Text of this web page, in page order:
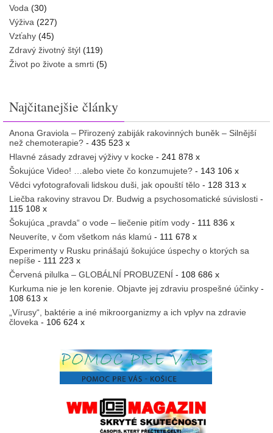
Voda (30)
Výživa (227)
Vzťahy (45)
Zdravý životný štýl (119)
Život po živote a smrti (5)
Najčitanejšie články
Anona Graviola – Přirozený zabiják rakovinných buněk – Silnější
než chemoterapie? - 435 523 x
Hlavné zásady zdravej výživy v kocke - 241 878 x
Šokujúce Video! …alebo viete čo konzumujete? - 143 106 x
Vědci vyfotografovali lidskou duši, jak opouští tělo - 128 313 x
Liečba rakoviny stravou Dr. Budwig a psychosomatické súvislosti -
115 108 x
Šokujúca „pravda“ o vode – liečenie pitím vody - 111 836 x
Neuveríte, v čom všetkom nás klamú - 111 678 x
Experimenty v Rusku prinášajú šokujúce úspechy o ktorých sa
nepíše - 111 223 x
Červená pilulka – GLOBÁLNÍ PROBUZENÍ - 108 686 x
Kurkuma nie je len korenie. Objavte jej zdraviu prospešné účinky -
108 613 x
„Vírusy“, baktérie a iné mikroorganizmy a ich vplyv na zdravie
človeka - 106 624 x